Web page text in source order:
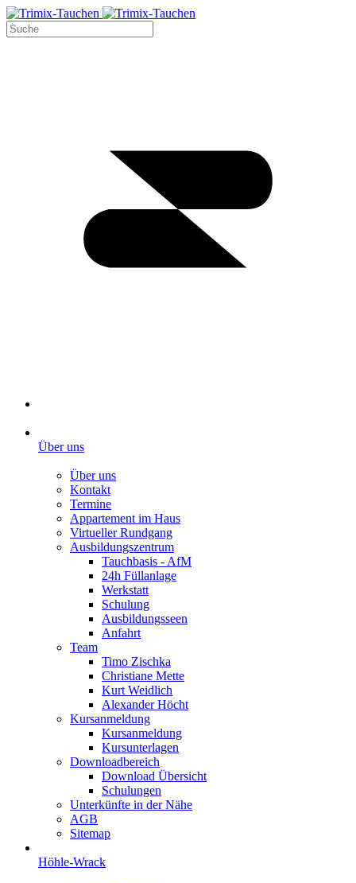
Über uns
Über uns
Kontakt
Termine
Appartement im Haus
Virtueller Rundgang
Ausbildungszentrum
Tauchbasis - AfM
24h Füllanlage
Werkstatt
Schulung
Ausbildungsseen
Anfahrt
Team
Timo Zischka
Christiane Mette
Kurt Weidlich
Alexander Höcht
Kursanmeldung
Kursanmeldung
Kursunterlagen
Downloadbereich
Download Übersicht
Schulungen
Unterkünfte in der Nähe
AGB
Sitemap
Höhle-Wrack